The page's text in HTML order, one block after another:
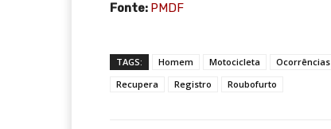
Fonte: PMDF
TAGS: Homem Motocicleta Ocorrências
Recupera
Registro Roubofurto